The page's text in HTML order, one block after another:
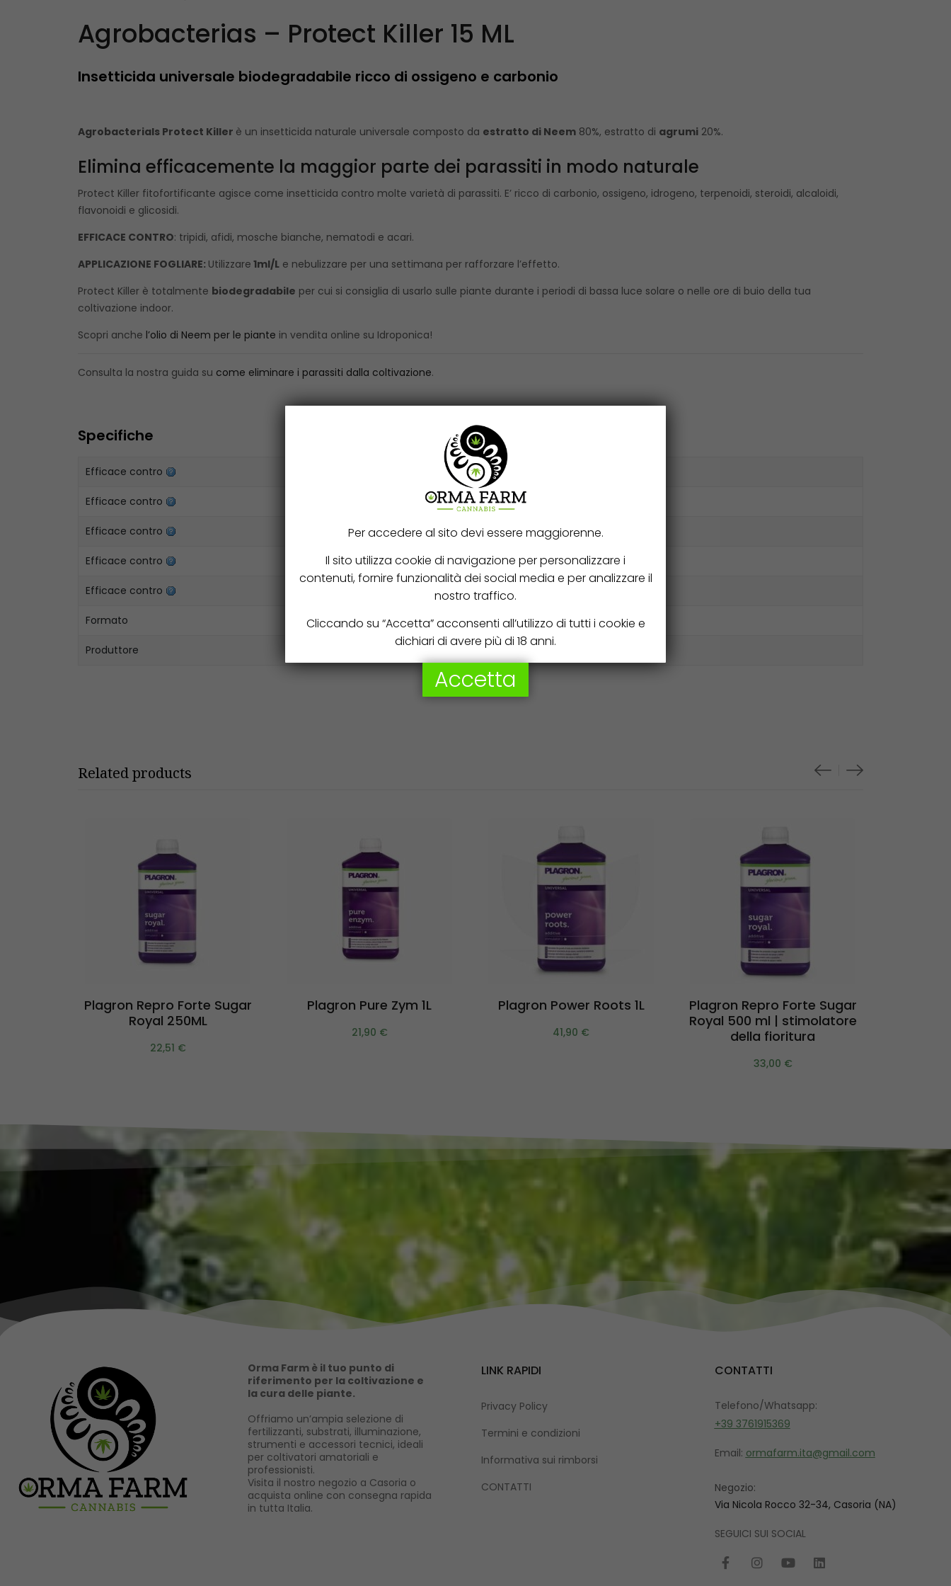
Agrobacterias – Protect Killer 15 ML
Insetticida universale biodegradabile ricco di ossigeno e carbonio
Agrobacterials Protect Killer è un insetticida naturale universale composto da estratto di Neem80%, estratto di agrumi20%.
Elimina efficacemente la maggior parte dei parassiti in modo naturale
Protect Killer fitofortificante agisce come insetticida contro molte varietà di parassiti. E’ ricco di carbonio, ossigeno, idrogeno, terpenoidi, steroidi, alcaloidi,
flavonoidi e glicosidi.
EFFICACE CONTRO: tripidi, afidi, mosche bianche, nematodi e acari.
APPLICAZIONE FOGLIARE: Utilizzare 1ml/Le nebulizzare per una settimana per rafforzare l’effetto.
Protect Killer è totalmente biodegradabile per cui si consiglia di usarlo sulle piante durante i periodi di bassa luce solare o nelle ore di buio della tua
coltivazione indoor.
Scopri anche l’olio di Neem per le piante in vendita online su Idroponica!
Consulta la nostra guida su come eliminare i parassiti dalla coltivazione.
Specifiche
Efficace contro
Efficace contro Afidi
Efficace contro Tripidi
Efficace contro Bruchi e Vermi
Efficace contro
Formato Liquido
Produttore
Related products
Aggiungi al carrello
Plagron Repro Forte Sugar
Royal 250ML
22,51 €
Aggiungi al carrello
Plagron Pure Zym 1L
21,90 €
Aggiungi al carrello
Plagron Power Roots 1L
41,90 €
Aggiungi al carrello
Plagron Repro Forte Sugar
Royal 500 ml | stimolatore
della fioritura
33,00 €
Orma Farm è il tuo punto di
riferimento per la coltivazione e
la cura delle piante.
Offriamo un’ampia selezione di
fertilizzanti, substrati, illuminazione,
strumenti e accessori tecnici, ideali
per coltivatori amatoriali e
professionisti.
Visita il nostro negozio a Casoria o
acquista online con consegna rapida
in tutta Italia.
LINK RAPIDI
Privacy Policy
Termini e condizioni
Informativa sui rimborsi
CONTATTI
CONTATTI
Telefono/Whatsapp:
+39 3761915369
Email: ormafarm.ita@gmail.com
Negozio:
Via Nicola Rocco 32-34, Casoria (NA)
SEGUICI SUI SOCIAL
Per accedere al sito devi essere maggiorenne.
Il sito utilizza cookie di navigazione per personalizzare i
contenuti, fornire funzionalità dei social media e per analizzare il
nostro traffico.
Cliccando su “Accetta” acconsenti all’utilizzo di tutti i cookie e
dichiari di avere più di 18 anni.
Accetta